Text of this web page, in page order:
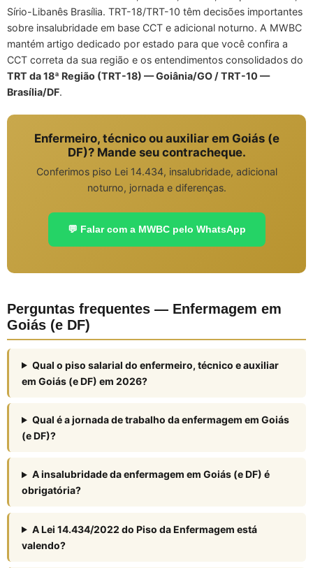
Sírio-Libanês Brasília. TRT-18/TRT-10 têm decisões importantes
sobre insalubridade em base CCT e adicional noturno. A MWBC
mantém artigo dedicado por estado para que você confira a
CCT correta da sua região e os entendimentos consolidados do
TRT da 18ª Região (TRT-18) — Goiânia/GO / TRT-10 —
Brasília/DF.
Enfermeiro, técnico ou auxiliar em Goiás (e
DF)? Mande seu contracheque.
Conferimos piso Lei 14.434, insalubridade, adicional
noturno, jornada e diferenças.
💬 Falar com a MWBC pelo WhatsApp
Perguntas frequentes — Enfermagem em
Goiás (e DF)
Qual o piso salarial do enfermeiro, técnico e auxiliar
em Goiás (e DF) em 2026?
Qual é a jornada de trabalho da enfermagem em Goiás
(e DF)?
A insalubridade da enfermagem em Goiás (e DF) é
obrigatória?
A Lei 14.434/2022 do Piso da Enfermagem está
valendo?